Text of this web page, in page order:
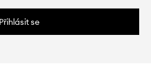
Přihlásit se